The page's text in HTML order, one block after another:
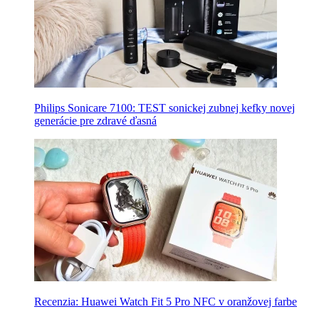
Philips Sonicare 7100: TEST sonickej zubnej kefky novej
generácie pre zdravé ďasná
Recenzia: Huawei Watch Fit 5 Pro NFC v oranžovej farbe